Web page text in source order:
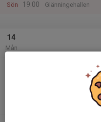
Sön
19:00
Glänningehallen
14
Mån
Onsdagsträning